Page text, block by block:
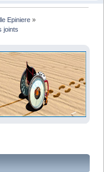
Epiniere »
joints